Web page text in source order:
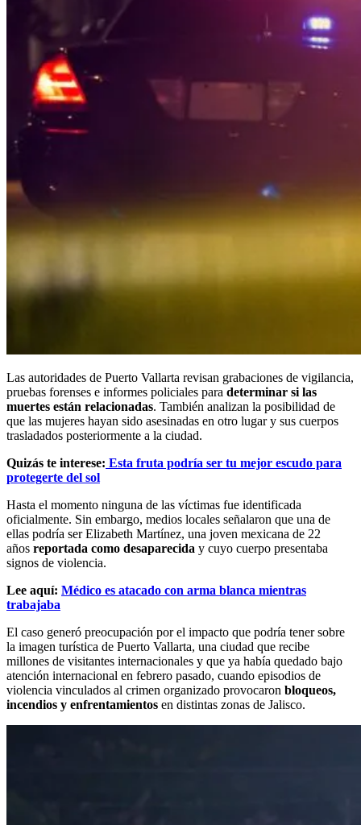
Las autoridades de Puerto Vallarta revisan grabaciones de vigilancia,
pruebas forenses e informes policiales para determinar si las
muertes están relacionadas. También analizan la posibilidad de
que las mujeres hayan sido asesinadas en otro lugar y sus cuerpos
trasladados posteriormente a la ciudad.
Quizás te interese: Esta fruta podría ser tu mejor escudo para
protegerte del sol
Hasta el momento ninguna de las víctimas fue identificada
oficialmente. Sin embargo, medios locales señalaron que una de
ellas podría ser Elizabeth Martínez, una joven mexicana de 22
años reportada como desaparecida y cuyo cuerpo presentaba
signos de violencia.
Lee aquí: Médico es atacado con arma blanca mientras
trabajaba
El caso generó preocupación por el impacto que podría tener sobre
la imagen turística de Puerto Vallarta, una ciudad que recibe
millones de visitantes internacionales y que ya había quedado bajo
atención internacional en febrero pasado, cuando episodios de
violencia vinculados al crimen organizado provocaron bloqueos,
incendios y enfrentamientos en distintas zonas de Jalisco.